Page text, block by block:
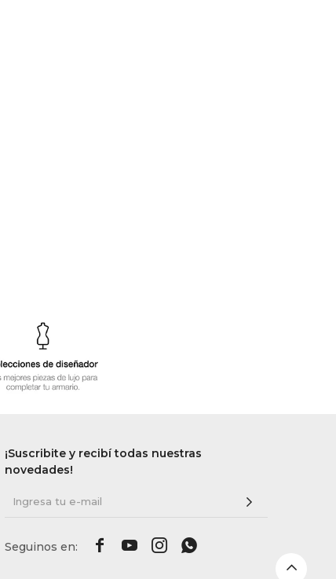
¡Suscribite y recibí todas nuestras
novedades!
   